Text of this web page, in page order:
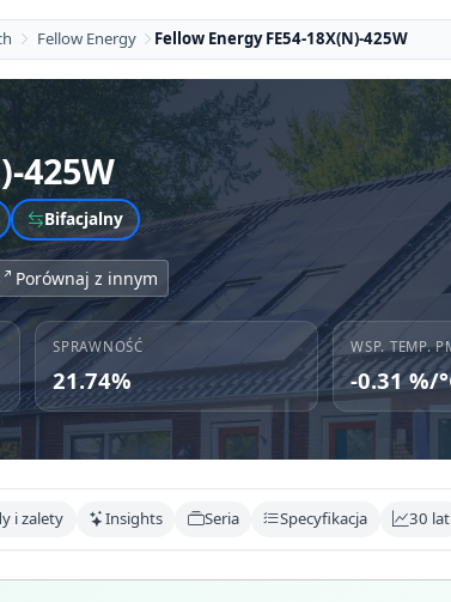
Fellow Energy Fellow Energy FE54-18X(N)-425W
425W
Bifacjalny
Porównaj z innym
SPRAWNOŚĆ
21.74%
WSP. TEMP.
-0.31 %/
i zalety Insights Seria Specyfikacja 30 lat